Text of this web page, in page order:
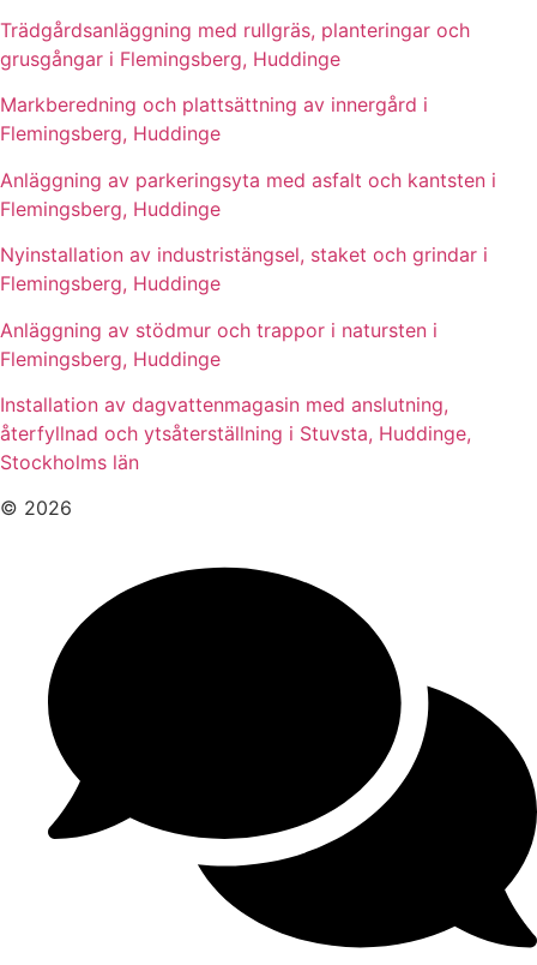
Trädgårdsanläggning med rullgräs, planteringar och
grusgångar i Flemingsberg, Huddinge
Markberedning och plattsättning av innergård i
Flemingsberg, Huddinge
Anläggning av parkeringsyta med asfalt och kantsten i
Flemingsberg, Huddinge
Nyinstallation av industristängsel, staket och grindar i
Flemingsberg, Huddinge
Anläggning av stödmur och trappor i natursten i
Flemingsberg, Huddinge
Installation av dagvattenmagasin med anslutning,
återfyllnad och ytsåterställning i Stuvsta, Huddinge,
Stockholms län
© 2026